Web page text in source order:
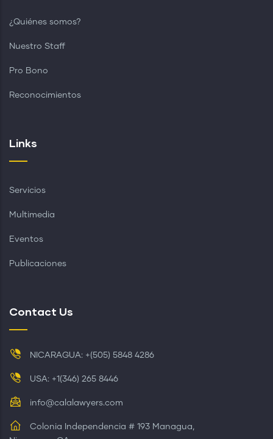
¿Quiénes somos?
Nuestro Staff
Pro Bono
Reconocimientos
Links
Servicios
Multimedia
Eventos
Publicaciones
Contact Us
NICARAGUA: +(505) 5848 4286
USA: +1(346) 265 8446
info@calalawyers.com
Colonia Independencia # 193 Managua,